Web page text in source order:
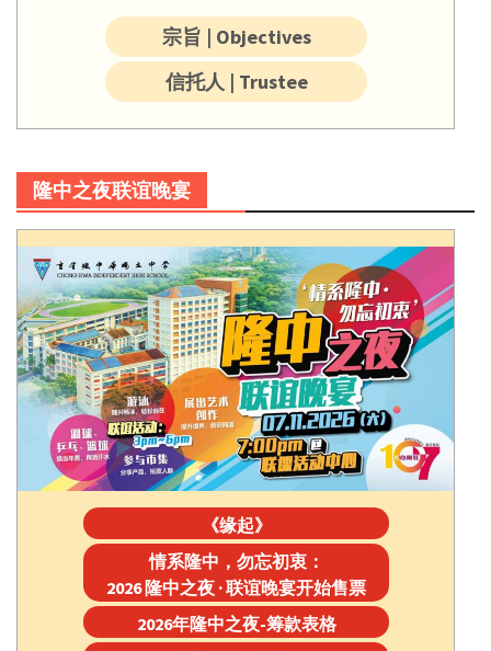
宗旨 | Objectives
信托人 | Trustee
隆中之夜联谊晚宴
《缘起》
情系隆中，勿忘初衷：
2026 隆中之夜 · 联谊晚宴开始售票
2026年隆中之夜-筹款表格